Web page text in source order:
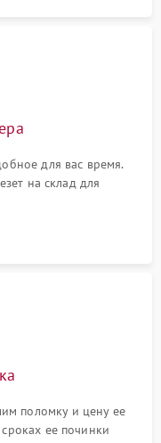
для вас время.
на склад для
поломку и цену ее
ее починки